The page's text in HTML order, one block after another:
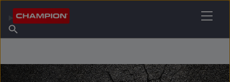
À propos de Champion
Trouver un point de vente